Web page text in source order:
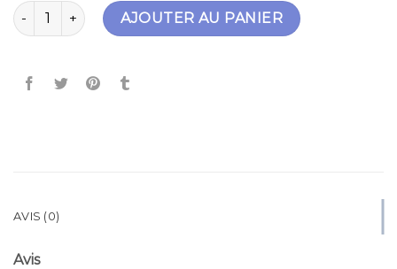
quantité de sac de voyage eastpak
AJOUTER AU PANIER
AVIS (0)
Avis